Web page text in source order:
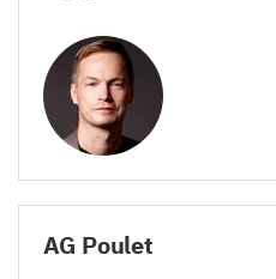
AG Poulet